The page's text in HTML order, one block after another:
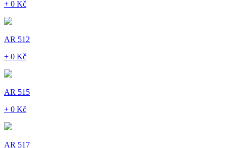
+ 0 Kč
AR 512
+ 0 Kč
AR 515
+ 0 Kč
AR 517